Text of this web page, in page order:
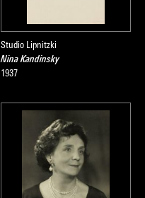
Studio Lipnitzki
Nina Kandinsky
1937